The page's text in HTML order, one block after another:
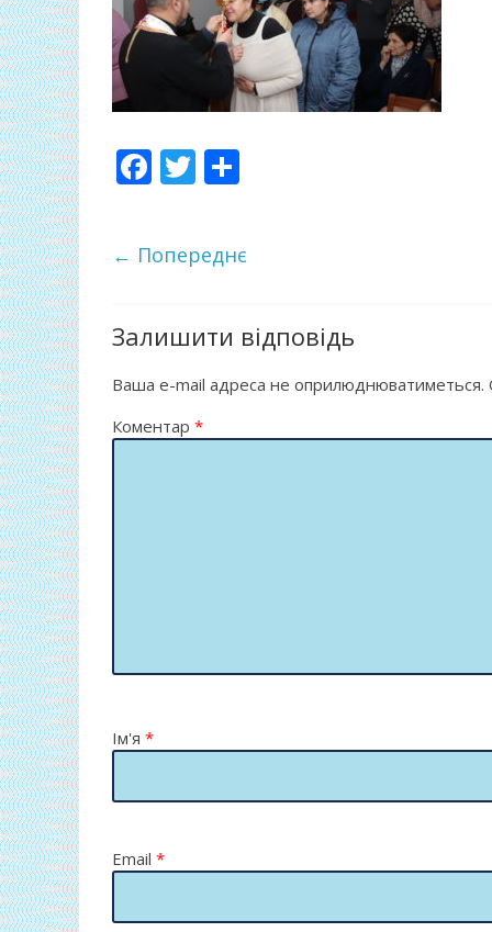
F
b
o
k
T
er л
т
и
← Попереднє
Залишити відповідь
Ваша e-mail адреса не оприлюднюватиметься.
Коментар *
Ім'я *
Email *